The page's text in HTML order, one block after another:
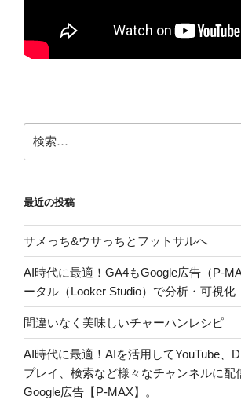
索:
最近の投稿
サメっち&ウサっちとフットサルへ
AI時代に最適！GA4もGoogle広告（P-
ータル（Looker Studio）で分析・可視化
間違いなく美味しいチャーハンレシピ
AI時代に最適！AIを活用してYouTube、
プレイ、検索など様々なチャンネルに配
Google広告【P-MAX】。